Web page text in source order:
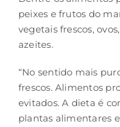
peixes e frutos do
vegetais frescos,
azeites.
“No sentido mais
frescos. Alimentos
evitados. A dieta é
plantas alimentares